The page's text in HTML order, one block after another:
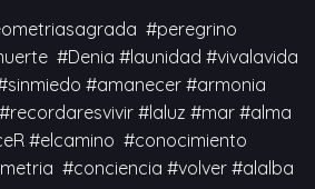
#peregrino
#Denia #launidad #vivalavida
#amanecer #armonia
#laluz #mar #alma
#elcamino #conocimiento
#conciencia #volver #alalba